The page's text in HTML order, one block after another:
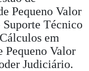
Pequeno Valor
Técnico
em
Pequeno Valor
Judiciário.